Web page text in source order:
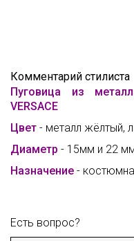
Комментарий стилиста
Пуговица из
VERSACE
Цвет - металл жёлтый,
Диаметр - 15мм и 22
Назначение -
Есть вопрос?